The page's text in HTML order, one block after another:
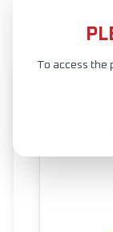
To access the